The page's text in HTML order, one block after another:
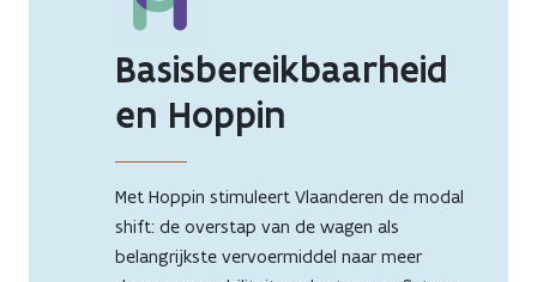
Basisbereikbaarheid
en Hoppin
Met Hoppin stimuleert Vlaanderen de modal
shift: de overstap van de wagen als
belangrijkste vervoermiddel naar meer